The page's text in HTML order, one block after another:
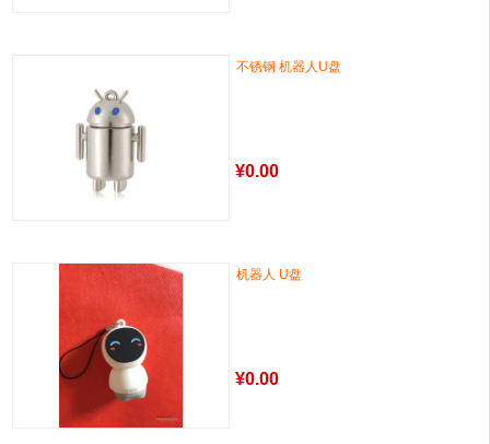
不锈钢 机器人U盘
¥0.00
机器人 U盘
¥0.00